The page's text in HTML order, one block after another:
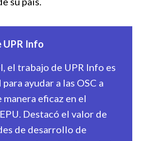
UPR Info
el trabajo de UPR Info es
ayudar a las OSC a
eficaz en el
Destacó el valor de
de desarrollo de